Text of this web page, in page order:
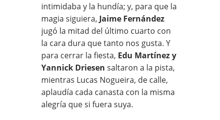
intimidaba y la hundía; y, para que la
magia siguiera, Jaime Fernández
jugó la mitad del último cuarto con
la cara dura que tanto nos gusta. Y
para cerrar la fiesta, Edu Martínez y
Yannick Driesen saltaron a la pista,
mientras Lucas Nogueira, de calle,
aplaudía cada canasta con la misma
alegría que si fuera suya.